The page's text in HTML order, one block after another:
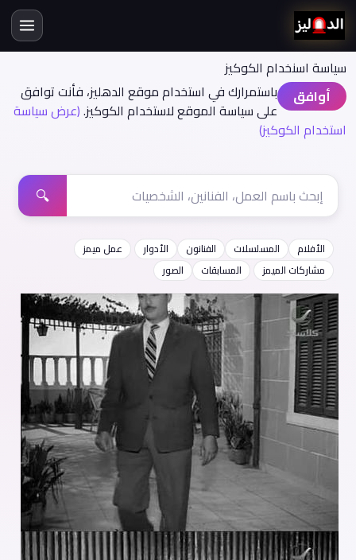
سياسة اسنخدام الكوكيز
أوافق
باستمرارك في استخدام موقع الدهليز، فأنت توافق
على سياسة الموقع لاستخدام الكوكيز.(عرض سياسة
استخدام الكوكيز)
🔍
الأفلام المسلسلات الفنانون الأدوار
عمل ميمز
مشاركات الميمز
المسابقات الصور